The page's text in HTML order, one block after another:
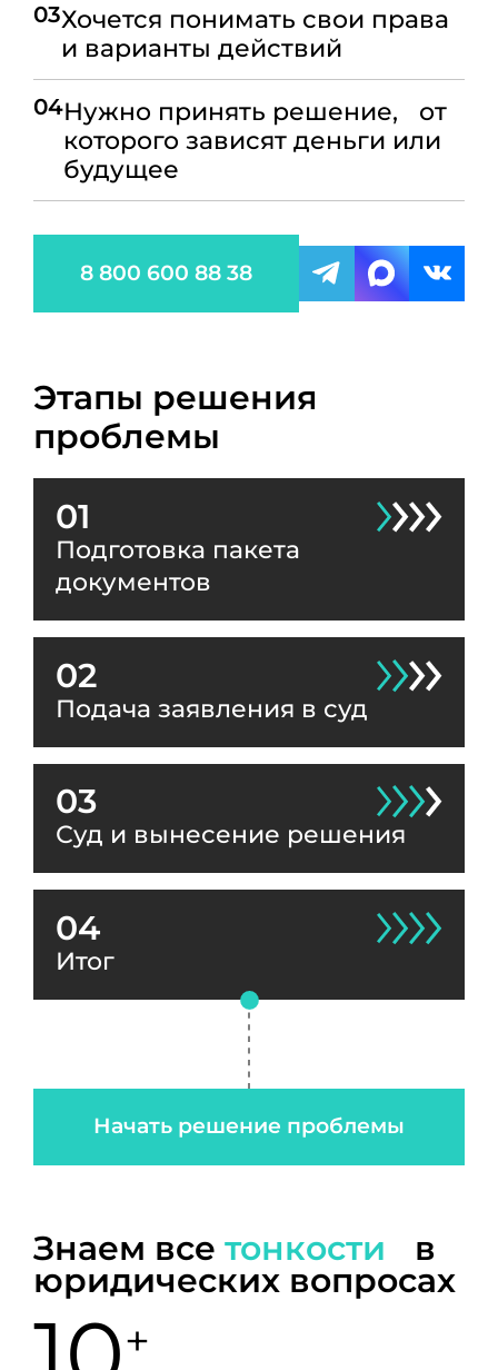
03Хочется понимать свои права
и варианты действий
04Нужно принять решение, от
которого зависят деньги или
будущее
8 800 600 88 38
Этапы решения
проблемы
01
Подготовка пакета
документов
02
Подача заявления в суд
03
Суд и вынесение решения
04
Итог
Начать решение проблемы
Знаем все тонкости в
юридических вопросах
+